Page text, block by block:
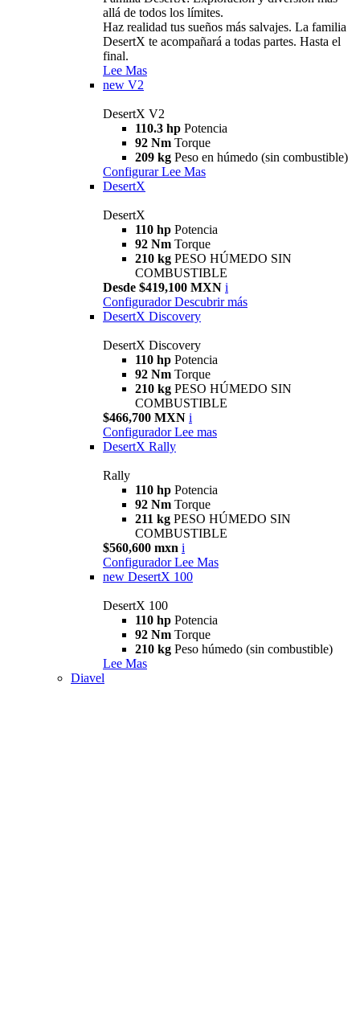
allá de todos los límites.
Haz realidad tus sueños más salvajes. La familia
DesertX te acompañará a todas partes. Hasta el
final.
Lee Mas
new V2
DesertX V2
110.3 hp Potencia
92 Nm Torque
209 kg Peso en húmedo (sin combustible)
Configurar Lee Mas
DesertX
DesertX
110 hp Potencia
92 Nm Torque
210 kg PESO HÚMEDO SIN
COMBUSTIBLE
Desde $419,100 MXN i
Configurador Descubrir más
DesertX Discovery
DesertX Discovery
110 hp Potencia
92 Nm Torque
210 kg PESO HÚMEDO SIN
COMBUSTIBLE
$466,700 MXN i
Configurador Lee mas
DesertX Rally
Rally
110 hp Potencia
92 Nm Torque
211 kg PESO HÚMEDO SIN
COMBUSTIBLE
$560,600 mxn i
Configurador Lee Mas
new DesertX 100
DesertX 100
110 hp Potencia
92 Nm Torque
210 kg Peso húmedo (sin combustible)
Lee Mas
Diavel